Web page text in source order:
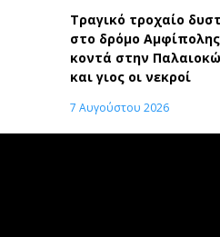
Τραγικό τροχαίο
στο δρόμο
κοντά στην
και γιος οι νεκροί
7 Αυγούστου 2026